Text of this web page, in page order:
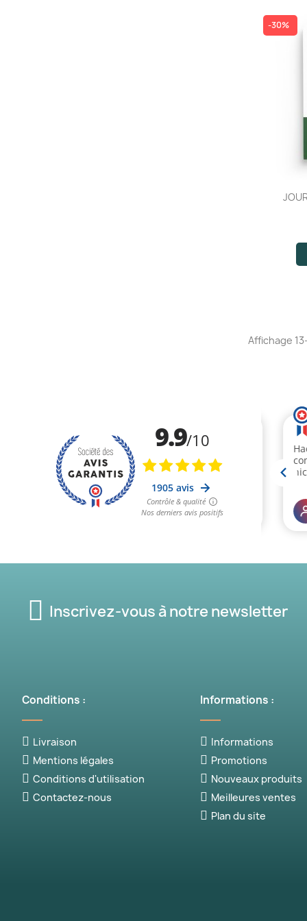
-30%
Affichage
Inscrivez-vous à notre newsletter
Conditions :
Livraison
Mentions légales
Conditions d'utilisation
Contactez-nous
Informations :
Informations
Promotions
Nouveaux produits
Meilleures ventes
Plan du site